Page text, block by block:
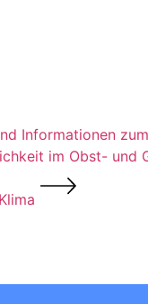
Informationen
im Obst- und